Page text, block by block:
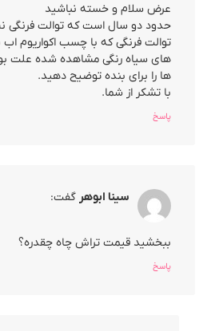
عرض سلام و خسته نباشید
حدود دو سال است که توالت فرنگی
توالت فرنگی که با چسب اکواریوم
های سیاه رنگی مشاهده شده علت
ها را برای بنده توضیح دهید.
با تشکر از شما.
پاسخ
سینا ابوهر گفت:
ببخشید قیمت تراش چاه چقدره؟
پاسخ